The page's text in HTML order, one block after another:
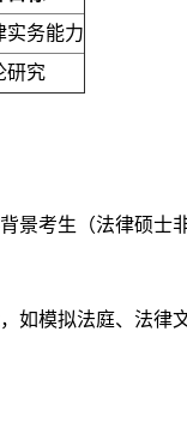
实务能力
研究
景考生（法律硕士
如模拟法庭、法律